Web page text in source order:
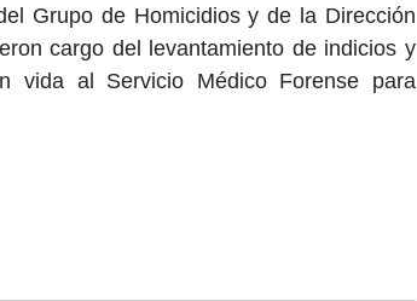
Grupo de Homicidios y de la Dirección
cargo del levantamiento de indicios y
vida al Servicio Médico Forense para